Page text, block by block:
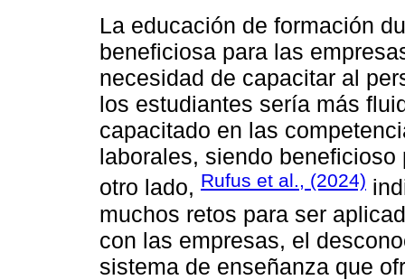
La educación de formación
beneficiosa para las
necesidad de capacitar al
los estudiantes sería más
capacitado en las
laborales, siendo
otro lado, Rufus et al., (2024)
muchos retos para ser
con las empresas, el
sistema de enseñanza que